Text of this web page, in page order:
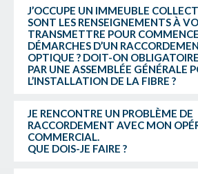
J’OCCUPE UN IMMEUBLE
SONT LES RENSEIGNEMENTS À
TRANSMETTRE POUR
DÉMARCHES D’UN
OPTIQUE ? DOIT-ON
PAR UNE ASSEMBLÉE GÉNÉRALE
L’INSTALLATION DE LA FIBRE ?
JE RENCONTRE UN PROBLÈME DE
RACCORDEMENT AVEC MON
COMMERCIAL.
QUE DOIS-JE FAIRE ?